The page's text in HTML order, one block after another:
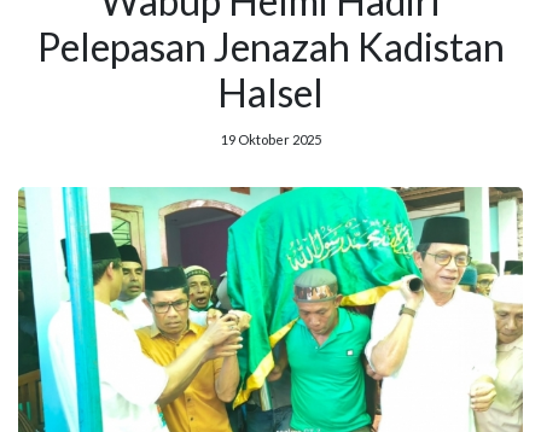
Pelepasan Jenazah Kadistan
Halsel
19 Oktober 2025